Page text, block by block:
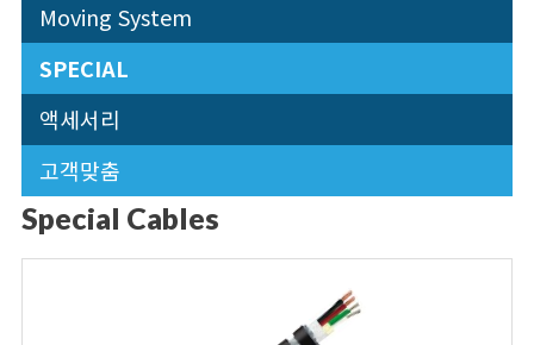
Moving System
SPECIAL
액세서리
고객맞춤
Special Cables